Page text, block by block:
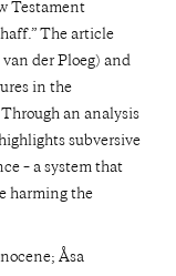
Testament
The article
der Ploeg) and
in the
an analysis
subversive
– a system that
harming the
Åsa